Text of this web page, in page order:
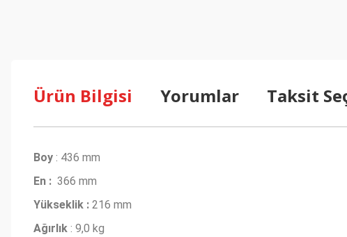
Ürün Bilgisi Yorumlar Taksit
Boy : 436 mm
En : 366 mm
Yükseklik : 216 mm
Ağırlık : 9,0 kg